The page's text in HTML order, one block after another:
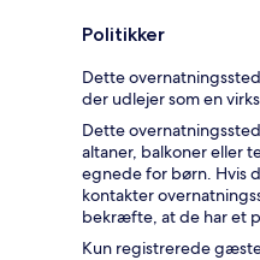
Politikker
Dette
der udlejer som en
Dette
altaner, balkoner eller
egnede for børn. Hvis
kontakter
bekræfte, at de har et
Kun registrerede